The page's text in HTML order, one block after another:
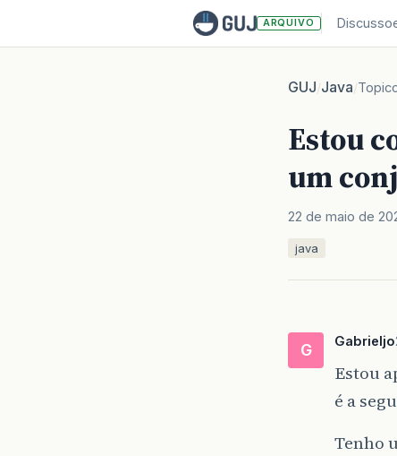
ARQUIVO
GUJ/Java/
Estou
um
22 de maio de
java
G Gabrieljo
Estou
é a
Tenho